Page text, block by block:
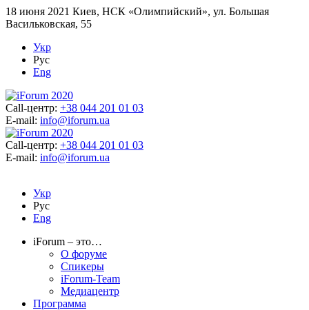
18 июня 2021 Киев, НСК «Олимпийский», ул. Большая
Васильковская, 55
Укр
Рус
Eng
Call-центр: +38 044 201 01 03
E-mail: info@iforum.ua
Call-центр: +38 044 201 01 03
E-mail: info@iforum.ua
Укр
Рус
Eng
iForum – это…
О форуме
Спикеры
iForum-Team
Медиацентр
Программа